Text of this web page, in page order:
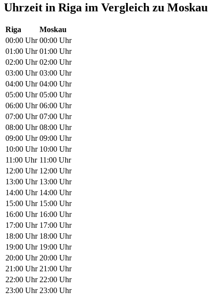
Uhrzeit in Riga im Vergleich zu Moskau
Riga
Moskau
00:00 Uhr 00:00 Uhr
01:00 Uhr 01:00 Uhr
02:00 Uhr 02:00 Uhr
03:00 Uhr 03:00 Uhr
04:00 Uhr 04:00 Uhr
05:00 Uhr 05:00 Uhr
06:00 Uhr 06:00 Uhr
07:00 Uhr 07:00 Uhr
08:00 Uhr 08:00 Uhr
09:00 Uhr 09:00 Uhr
10:00 Uhr 10:00 Uhr
11:00 Uhr 11:00 Uhr
12:00 Uhr 12:00 Uhr
13:00 Uhr 13:00 Uhr
14:00 Uhr 14:00 Uhr
15:00 Uhr 15:00 Uhr
16:00 Uhr 16:00 Uhr
17:00 Uhr 17:00 Uhr
18:00 Uhr 18:00 Uhr
19:00 Uhr 19:00 Uhr
20:00 Uhr 20:00 Uhr
21:00 Uhr 21:00 Uhr
22:00 Uhr 22:00 Uhr
23:00 Uhr 23:00 Uhr